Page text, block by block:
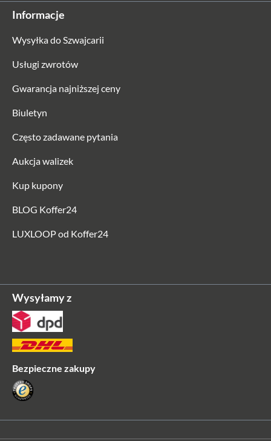
Informacje
Wysyłka do Szwajcarii
Usługi zwrotów
Gwarancja najniższej ceny
Biuletyn
Często zadawane pytania
Aukcja walizek
Kup kupony
BLOG Koffer24
LUXLOOP od Koffer24
Wysyłamy z
Bezpieczne zakupy